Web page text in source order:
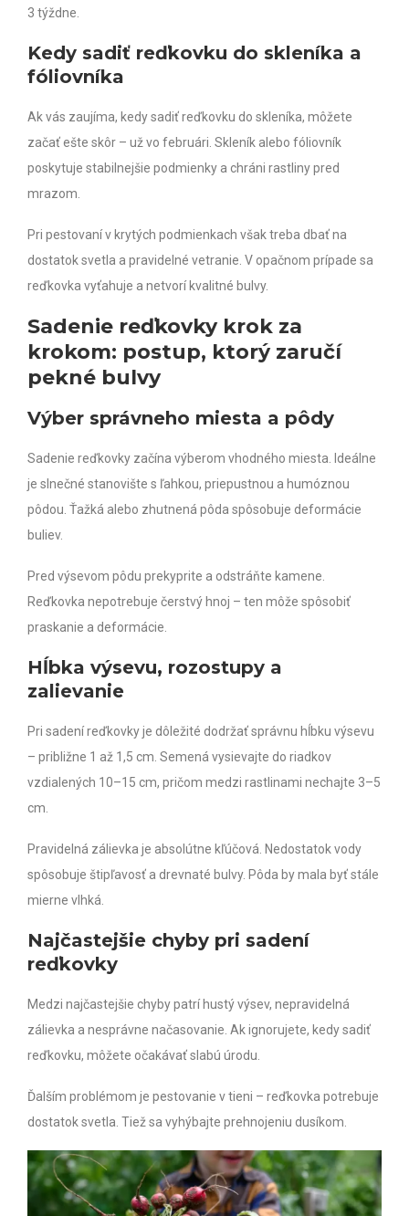
3 týždne.
Kedy sadiť reďkovku do skleníka a
fóliovníka
Ak vás zaujíma, kedy sadiť reďkovku do skleníka, môžete
začať ešte skôr – už vo februári. Skleník alebo fóliovník
poskytuje stabilnejšie podmienky a chráni rastliny pred
mrazom.
Pri pestovaní v krytých podmienkach však treba dbať na
dostatok svetla a pravidelné vetranie. V opačnom prípade sa
reďkovka vyťahuje a netvorí kvalitné bulvy.
Sadenie reďkovky krok za
krokom: postup, ktorý zaručí
pekné bulvy
Výber správneho miesta a pôdy
Sadenie reďkovky začína výberom vhodného miesta. Ideálne
je slnečné stanovište s ľahkou, priepustnou a humóznou
pôdou. Ťažká alebo zhutnená pôda spôsobuje deformácie
buliev.
Pred výsevom pôdu prekyprite a odstráňte kamene.
Reďkovka nepotrebuje čerstvý hnoj – ten môže spôsobiť
praskanie a deformácie.
Hĺbka výsevu, rozostupy a
zalievanie
Pri sadení reďkovky je dôležité dodržať správnu hĺbku výsevu
– približne 1 až 1,5 cm. Semená vysievajte do riadkov
vzdialených 10–15 cm, pričom medzi rastlinami nechajte 3–5
cm.
Pravidelná zálievka je absolútne kľúčová. Nedostatok vody
spôsobuje štipľavosť a drevnaté bulvy. Pôda by mala byť stále
mierne vlhká.
Najčastejšie chyby pri sadení
reďkovky
Medzi najčastejšie chyby patrí hustý výsev, nepravidelná
zálievka a nesprávne načasovanie. Ak ignorujete, kedy sadiť
reďkovku, môžete očakávať slabú úrodu.
Ďalším problémom je pestovanie v tieni – reďkovka potrebuje
dostatok svetla. Tiež sa vyhýbajte prehnojeniu dusíkom.